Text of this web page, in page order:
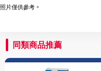
照片僅供參考。
同類商品推薦